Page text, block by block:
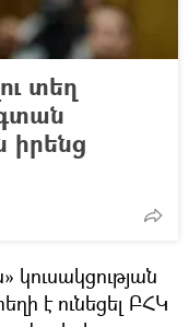
տեղ
իրենց
է ունեցել ԲՀԿ